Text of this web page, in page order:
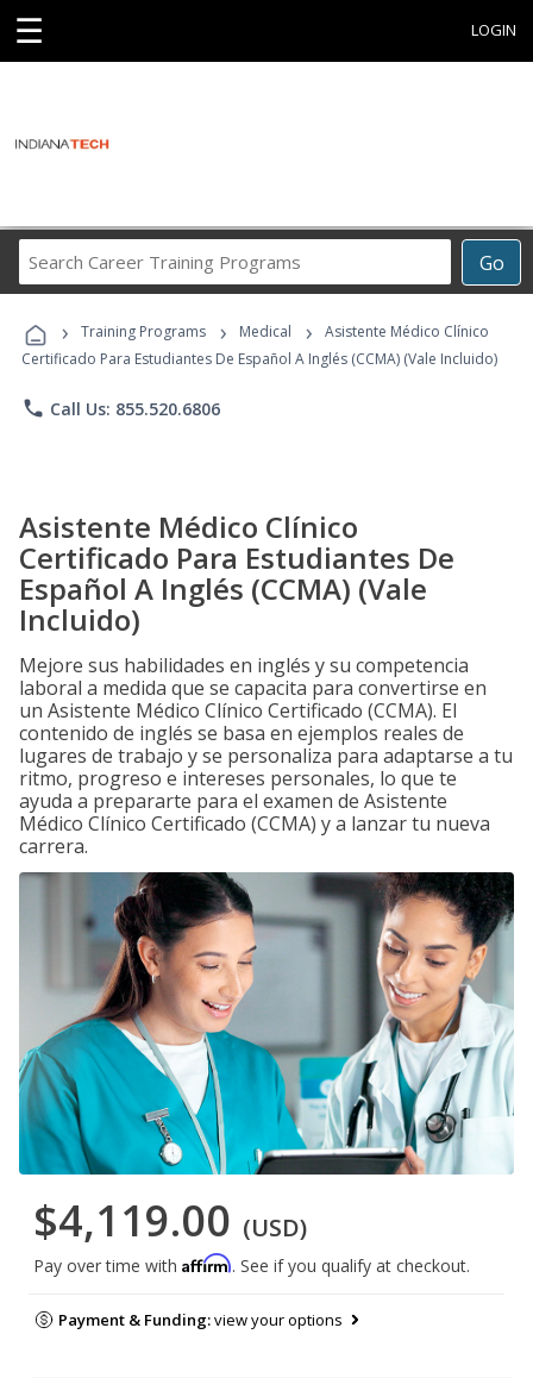
☰ LOGIN
Go
Career
Programs
› Training Programs › Medical ›
Asistente Médico Clínico
Certificado Para Estudiantes De Español A Inglés (CCMA) (Vale Incluido)
phone Call Us: 855.520.6806
Asistente Médico Clínico
Certificado Para Estudiantes De
Español A Inglés (CCMA) (Vale
Incluido)
Mejore sus habilidades en inglés y su competencia
laboral a medida que se capacita para convertirse en
un Asistente Médico Clínico Certificado (CCMA). El
contenido de inglés se basa en ejemplos reales de
lugares de trabajo y se personaliza para adaptarse a tu
ritmo, progreso e intereses personales, lo que te
ayuda a prepararte para el examen de Asistente
Médico Clínico Certificado (CCMA) y a lanzar tu nueva
carrera.
$4,119.00 (USD)
Pay over time with Affirm. See if you qualify at checkout.
Payment & Funding:view your options